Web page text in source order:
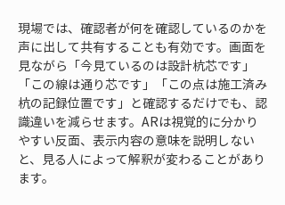
現場では、確認者が何を確認しているのかを
声に出して共有することも有効です。画面を
見ながら「今見ているのは設計杭芯です」
「この線は通り芯です」「この点は施工済み
杭の記録位置です」と確認するだけでも、認
識違いを減らせます。ARは視覚的に分かり
やすい反面、表示内容の意味を説明しない
と、見る人によって解釈が変わることがあり
ます。